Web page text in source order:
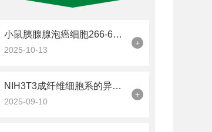
小鼠胰腺腺泡癌细胞266-6的培养和鉴定方法
2025-10-13
+
NIH3T3成纤维细胞系的异质性解析
2025-09-10
+